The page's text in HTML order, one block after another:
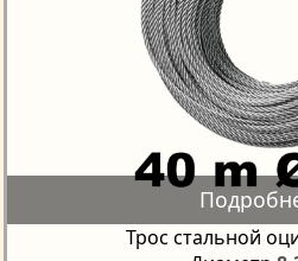
Трос стальной